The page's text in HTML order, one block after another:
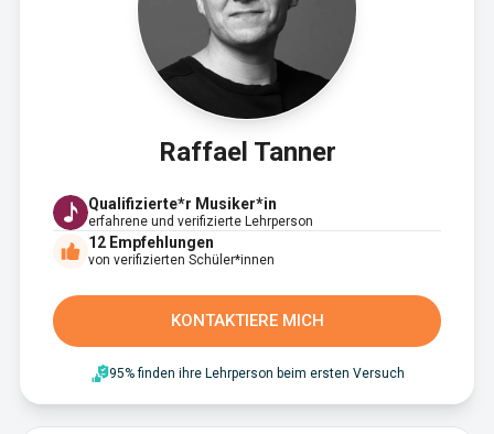
Raffael Tanner
Qualifizierte*r Musiker*in
erfahrene und verifizierte Lehrperson
12 Empfehlungen
von verifizierten Schüler*innen
KONTAKTIERE MICH
95% finden ihre Lehrperson beim ersten Versuch